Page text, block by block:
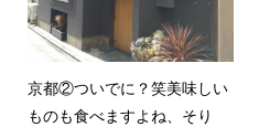
京都②ついでに？笑美味しい
ものも食べますよね、そり